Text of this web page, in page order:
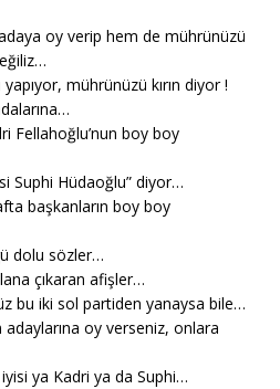
oy verip hem de mührünüzü
yapıyor, mührünüzü kırın diyor !
Fellahoğlu’nun boy boy
Suphi Hüdaoğlu” diyor…
başkanların boy boy
dolu sözler…
çıkaran afişler…
bu iki sol partiden yanaysa bile…
oy verseniz, onlara
ya Kadri ya da Suphi…